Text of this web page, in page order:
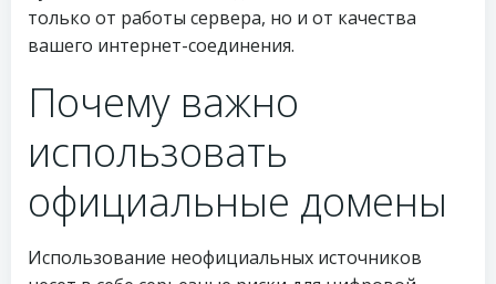
только от работы сервера, но и от качества
вашего интернет-соединения.
Почему важно
использовать
официальные домены
Использование неофициальных источников